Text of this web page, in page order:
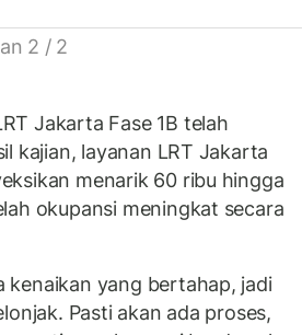
2 / 2
Jakarta Fase 1B telah
kajian, layanan LRT Jakarta
menarik 60 ribu hingga
okupansi meningkat secara
kenaikan yang bertahap, jadi
Pasti akan ada proses,